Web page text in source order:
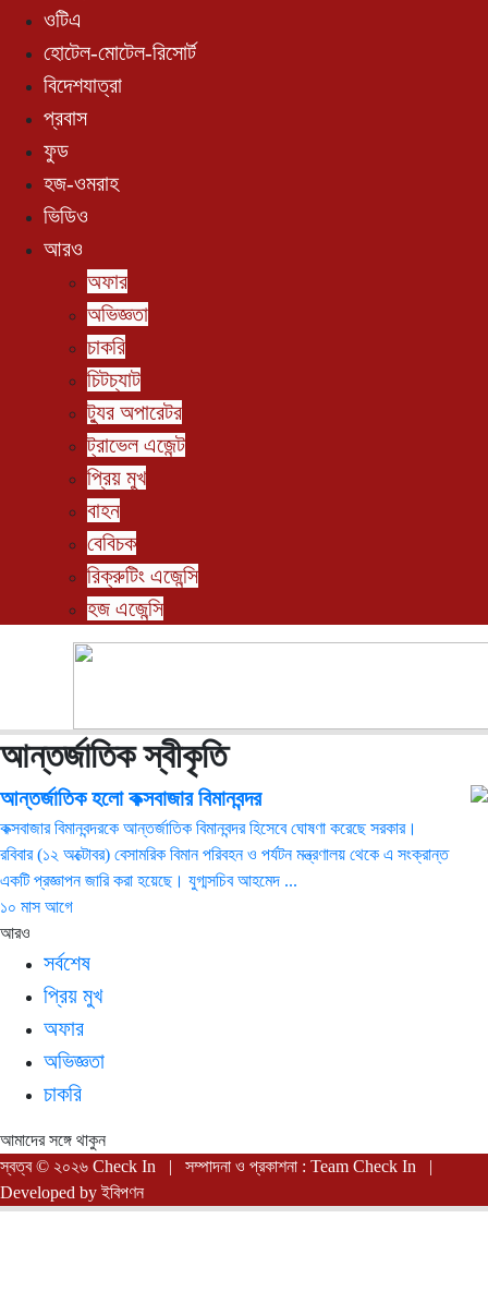
ওটিএ
হোটেল-মোটেল-রিসোর্ট
বিদেশযাত্রা
প্রবাস
ফুড
হজ-ওমরাহ
ভিডিও
আরও
অফার
অভিজ্ঞতা
চাকরি
চিটচ্যাট
ট্যুর অপারেটর
ট্রাভেল এজেন্ট
প্রিয় মুখ
বাহন
বেবিচক
রিক্রুটিং এজেন্সি
হজ এজেন্সি
আন্তর্জাতিক স্বীকৃতি
আন্তর্জাতিক হলো কক্সবাজার বিমানবন্দর
কক্সবাজার বিমানবন্দরকে আন্তর্জাতিক বিমানবন্দর হিসেবে ঘোষণা করেছে সরকার।
রবিবার (১২ অক্টোবর) বেসামরিক বিমান পরিবহন ও পর্যটন মন্ত্রণালয় থেকে এ সংক্রান্ত
একটি প্রজ্ঞাপন জারি করা হয়েছে। যুগ্মসচিব আহমেদ ...
১০ মাস আগে
আরও
সর্বশেষ
প্রিয় মুখ
অফার
অভিজ্ঞতা
চাকরি
আমাদের সঙ্গে থাকুন
স্বত্ব © ২০২৬ Check In | সম্পাদনা ও প্রকাশনা : Team Check In |
Developed byইবিপণন